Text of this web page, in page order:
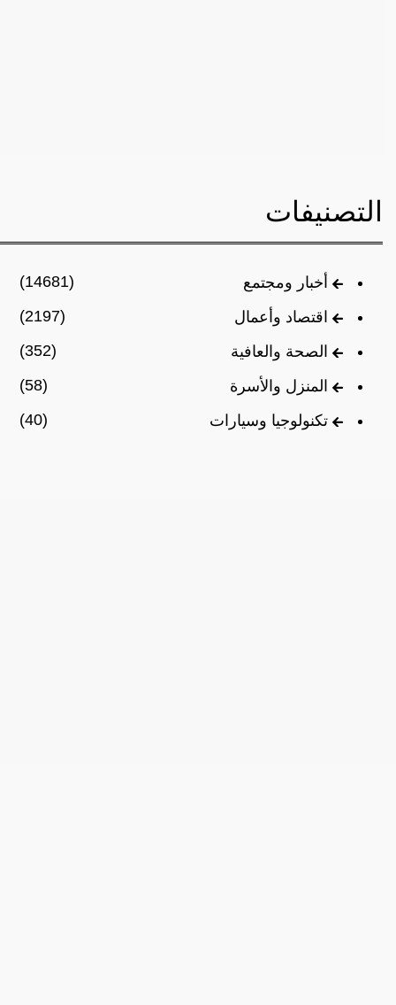
التصنيفات
أخبار ومجتمع
(14681)
اقتصاد وأعمال
(2197)
الصحة والعافية
(352)
المنزل والأسرة
(58)
تكنولوجيا وسيارات
(40)